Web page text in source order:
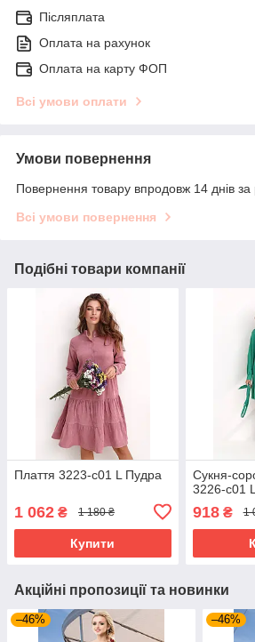
Післяплата
Оплата на рахунок
Оплата на карту ФОП
Всі умови оплати
Умови повернення
Повернення товару впродовж 14 днів за
Всі умови повернення
Подібні товари компанії
Плаття 3223-c01 L Пудра
1 062 ₴ 1 180 ₴
Купити
Сукня-
3226-c01
918₴ 1
Акційні пропозиції та новинки
–46% –46%